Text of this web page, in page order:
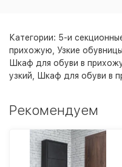
Категории: 5-и
прихожую
Узкие
Шкаф для обуви в
узкий
Шкаф для обуви в
Рекомендуем